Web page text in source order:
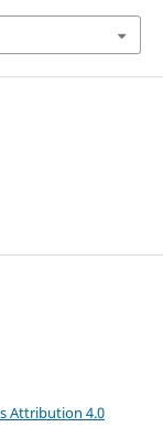
Attribution 4.0